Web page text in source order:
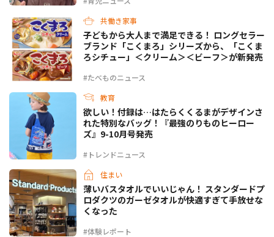
共働き家事
#たべものニュース
子どもから大人まで満足できる！ ロングセラー
ブランド「こくまろ」シリーズから、「こくま
ろシチュー」＜クリーム＞＜ビーフ＞が新発売
教育
#トレンドニュース
欲しい！付録は…はたらくくるまがデザインさ
れた特別なバッグ！『最強のりものヒーロー
ズ』9-10月号発売
住まい
#体験レポート
薄いバスタオルでいいじゃん！ スタンダードプ
ロダクツのガーゼタオルが快適すぎて手放せな
くなった